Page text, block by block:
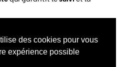
des cookies pour vous
expérience possible
ouvertes 24h/24